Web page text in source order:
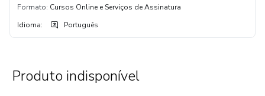
Formato: Cursos Online e Serviços de Assinatura
Idioma: Português
Produto indisponível